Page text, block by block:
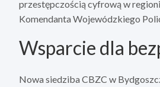
przestępczością cyfrową w
Komendanta Wojewódzkiego
Wsparcie dla
Nowa siedziba CBZC w